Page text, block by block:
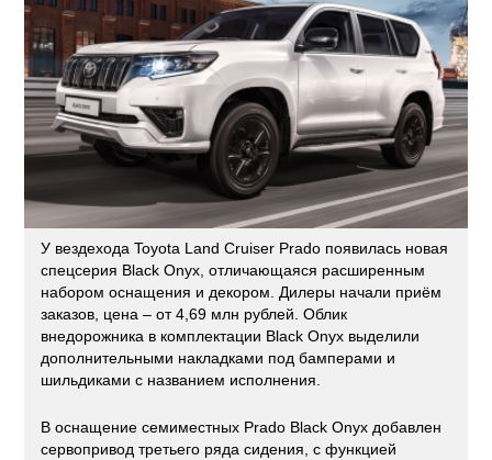
У вездехода Toyota Land Cruiser Prado появилась новая
спецсерия Black Onyx, отличающаяся расширенным
набором оснащения и декором. Дилеры начали приём
заказов, цена – от 4,69 млн рублей. Облик
внедорожника в комплектации Black Onyx выделили
дополнительными накладками под бамперами и
шильдиками с названием исполнения.
В оснащение семиместных Prado Black Onyx добавлен
сервопривод третьего ряда сидения, с функцией